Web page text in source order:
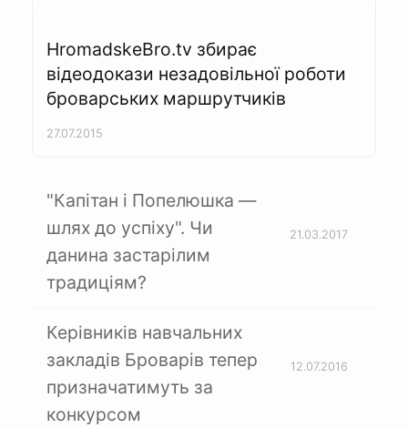
HromadskeBro.tv збирає
відеодокази незадовільної роботи
броварських маршрутчиків
27.07.2015
"Капітан і Попелюшка —
шлях до успіху". Чи
данина застарілим
традиціям?
21.03.2017
Керівників навчальних
закладів Броварів тепер
призначатимуть за
конкурсом
12.07.2016